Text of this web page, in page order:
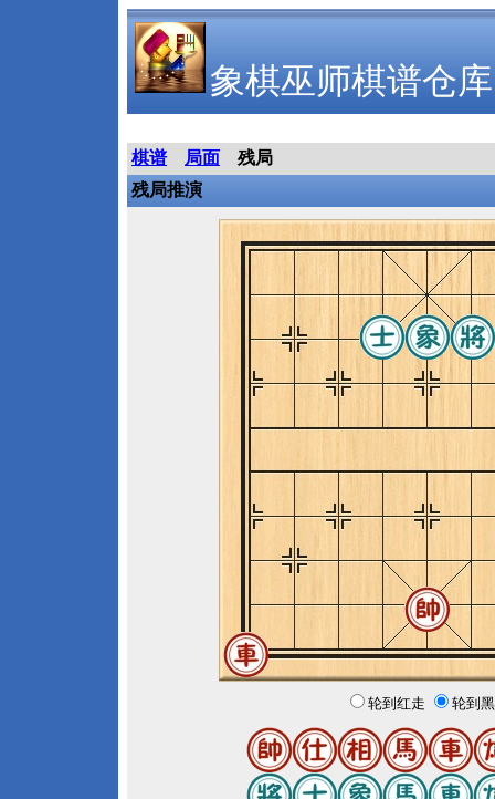
象棋巫师棋谱仓库
棋谱 局面
残局
残局推演
轮到红走 轮到